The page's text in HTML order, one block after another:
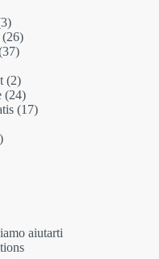
3
26
37
2
24
17
aiutarti